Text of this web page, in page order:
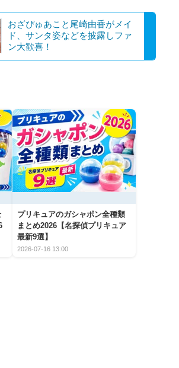
おざぴゅあこと尾崎由香がメイ
ド、サンタ姿などを披露しファ
ン大歓喜！
プリキュアのガシャポン全種類
まとめ2026【名探偵プリキュア
最新9選】
2026-07-16 13:00